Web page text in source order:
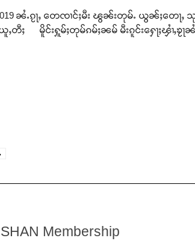
ၼႆႉၵႂႃႇ တေၸၢင်ႈမီး ၽွၼ်းတုမ်ႉ ယွၼ်ႈတေႃႇ သုၼ်
ယူႇတီႈ မိူင်းႁူမ်ႈတုမ်ၵမ်ႈၼမ် မီးၵူင်းႁေႃႈၾၢႆႇၶႂႃ
SHAN Membership